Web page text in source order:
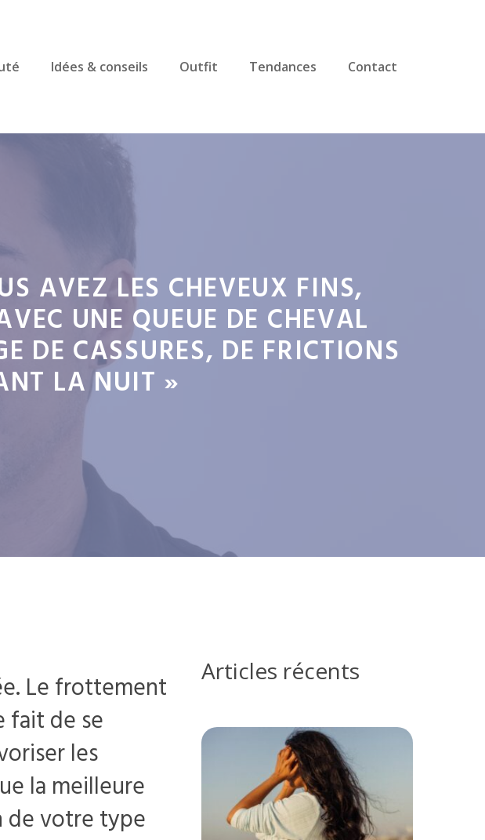
Idées & conseils Outfit Tendances Contact
AVEZ LES CHEVEUX FINS,
UNE QUEUE DE CHEVAL
DE CASSURES, DE FRICTIONS
LA NUIT »
Le frottement
fait de se
les
la meilleure
de votre type
Articles récents